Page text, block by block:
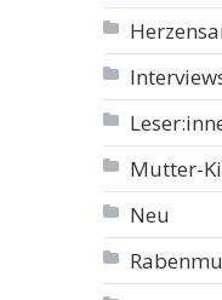
Mutter-
Neu